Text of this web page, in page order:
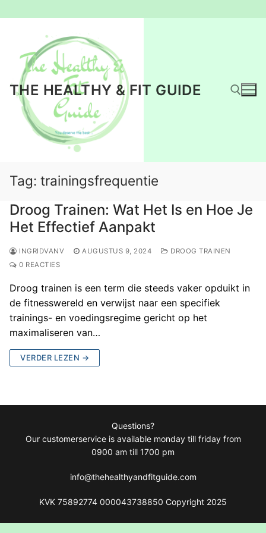
inhoud
THE HEALTHY & FIT GUIDE
Tag: trainingsfrequentie
Droog Trainen: Wat Het Is en Hoe Je
Het Effectief Aanpakt
INGRIDVANV AUGUSTUS 9, 2024
DROOG TRAINEN
0 REACTIES
Droog trainen is een term die steeds vaker opduikt in
de fitnesswereld en verwijst naar een specifiek
trainings- en voedingsregime gericht op het
maximaliseren van…
VERDER LEZEN →
Questions?
Our customerservice is available monday till friday from
0900 am till 1700 pm
info@thehealthyandfitguide.com
KVK 75892774 000043738850 Copyright 2025